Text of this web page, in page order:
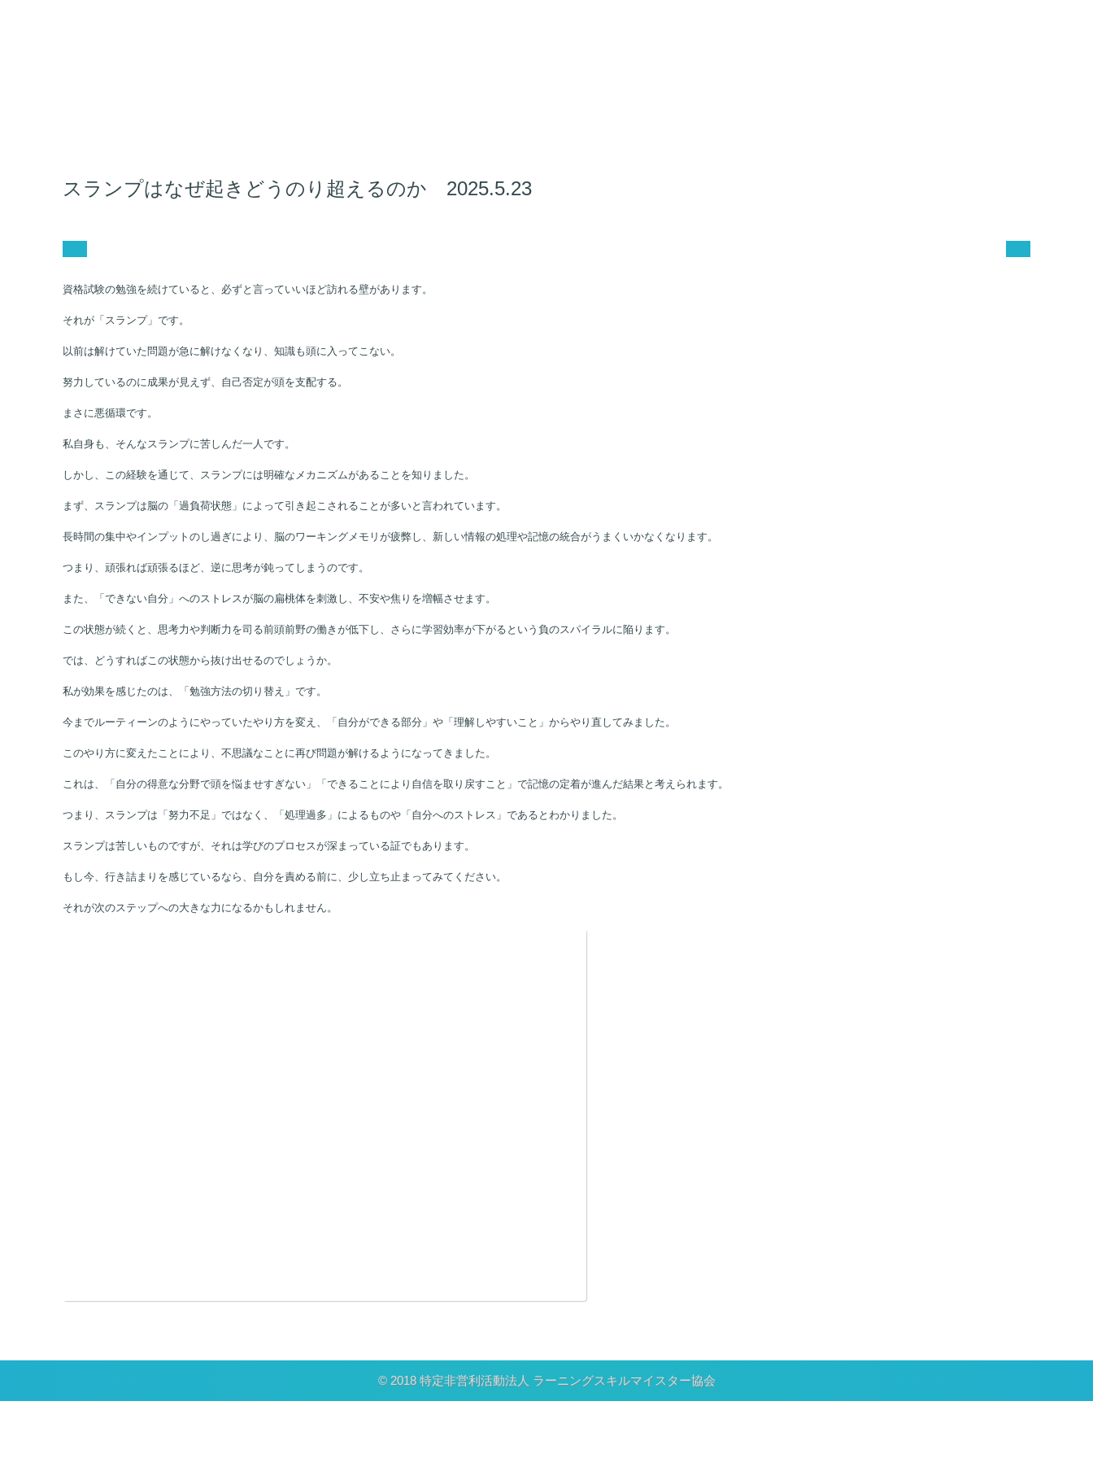
スランプはなぜ起きどうのり超えるのか 2025.5.23
資格試験の勉強を続けていると、必ずと言っていいほど訪れる壁があります。
それが「スランプ」です。
以前は解けていた問題が急に解けなくなり、知識も頭に入ってこない。
努力しているのに成果が見えず、自己否定が頭を支配する。
まさに悪循環です。
私自身も、そんなスランプに苦しんだ一人です。
しかし、この経験を通じて、スランプには明確なメカニズムがあることを知りました。
まず、スランプは脳の「過負荷状態」によって引き起こされることが多いと言われています。
長時間の集中やインプットのし過ぎにより、脳のワーキングメモリが疲弊し、新しい情報の処理や記憶の統合がうまくいかなくなります。
つまり、頑張れば頑張るほど、逆に思考が鈍ってしまうのです。
また、「できない自分」へのストレスが脳の扁桃体を刺激し、不安や焦りを増幅させます。
この状態が続くと、思考力や判断力を司る前頭前野の働きが低下し、さらに学習効率が下がるという負のスパイラルに陥ります。
では、どうすればこの状態から抜け出せるのでしょうか。
私が効果を感じたのは、「勉強方法の切り替え」です。
今までルーティーンのようにやっていたやり方を変え、「自分ができる部分」や「理解しやすいこと」からやり直してみました。
このやり方に変えたことにより、不思議なことに再び問題が解けるようになってきました。
これは、「自分の得意な分野で頭を悩ませすぎない」「できることにより自信を取り戻すこと」で記憶の定着が進んだ結果と考えられます。
つまり、スランプは「努力不足」ではなく、「処理過多」によるものや「自分へのストレス」であるとわかりました。
スランプは苦しいものですが、それは学びのプロセスが深まっている証でもあります。